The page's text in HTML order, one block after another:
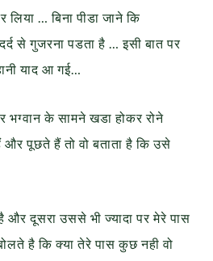
… बिना पीडा जाने कि
से गुजरना पडता है … इसी बात पर
याद आ गई…
भग्वान के सामने खडा होकर रोने
और पूछते हैं तो वो बताता है कि उसे
और दूसरा उससे भी ज्यादा पर मेरे पास
है कि क्या तेरे पास कुछ नही वो